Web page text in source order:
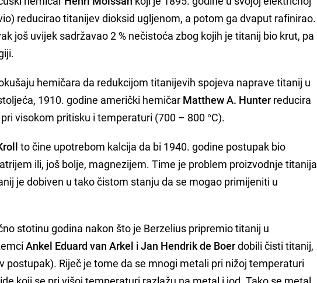
reducirao titanijev dioksid ugljenom, a potom ga dvaput rafinirao.
još uvijek sadržavao 2 % nečistoća zbog kojih je titanij bio krut, pa
hemičara da redukcijom titanijevih spojeva naprave titanij u
1910. godine američki hemičar Matthew A. Hunter reducira
visokom pritisku i temperaturi (700 – 800 °C).
to čine upotrebom kalcija da bi 1940. godine postupak bio
ili, još bolje, magnezijem. Time je problem proizvodnje titanija
je dobiven u tako čistom stanju da se mogao primijeniti u
stotinu godina nakon što je Berzelius pripremio titanij u
Ankel Eduard van Arkel iJan Hendrik de Boerdobili čisti titanij,
postupak). Riječ je tome da se mnogi metali pri nižoj temperaturi